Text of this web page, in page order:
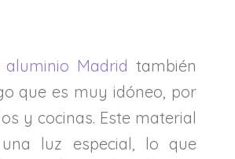
Madrid también
que es muy idóneo, por
y cocinas. Este material
luz especial, lo que